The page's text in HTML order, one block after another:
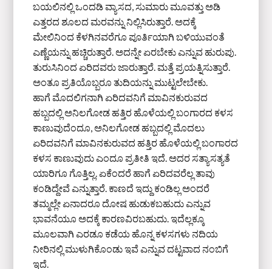
ಬಯಲಿನಲ್ಲಿ ಒಂದಡಿ ವ್ಯಾಸದ, ಸುಮಾರು ಮೂವತ್ತು ಅಡಿ
ಎತ್ತರದ ಶೂಲದ ಮರವನ್ನು ನಿಲ್ಲಿಸಿರುತ್ತಾರೆ. ಅದಕ್ಕೆ
ಮೇಲಿನಿಂದ ಕೆಳಗಿನವರೆಗೂ ಪೂರ್ತಿಯಾಗಿ ಬಳಿಯುವಂತೆ
ಎಣ್ಣೆಯನ್ನು ಹಚ್ಚಿರುತ್ತಾರೆ. ಅದನ್ನೇ ಏರಬೇಕು ಎನ್ನುವ ಹುರುಪು.
ತುರುಸಿನಿಂದ ಏರಿದವರು ಜಾರುತ್ತಾರೆ. ಮತ್ತೆ ಪ್ರಯತ್ನಿಸುತ್ತಾರೆ.
ಅಂತೂ ಪ್ರತಿಯೊಬ್ಬರೂ ತುದಿಯನ್ನು ಮುಟ್ಟಲೇಬೇಕು.
ಹಾಗೆ ಮೊದಲಿಗನಾಗಿ ಏರಿದವನಿಗೆ ಮಾವಿನಕುರುವದ
ಹಬ್ಬದಲ್ಲಿ ಅನಿಲಗೋಡ ಹತ್ತಿರ ಹೊಳೆಯಲ್ಲಿ ಬಂಗಾರದ ಕಳಸ
ಕಾಣುವುದೆಂದೂ, ಅನಿಲಗೋಡ ಹಬ್ಬದಲ್ಲಿ ಮೊದಲು
ಏರಿದವನಿಗೆ ಮಾವಿನಕುರುವದ ಹತ್ತಿರ ಹೊಳೆಯಲ್ಲಿ ಬಂಗಾರದ
ಕಳಸ ಕಾಣುವುದು ಎಂದೂ ಪ್ರತೀತಿ ಇದೆ. ಅದರ ಸತ್ಯಾಸತ್ಯತೆ
ಯಾರಿಗೂ ಗೊತ್ತಿಲ್ಲ. ಏಕೆಂದರೆ ಹಾಗೆ ಏರಿದವರೆಲ್ಲ ತಾವು
ಕಂಡಿದ್ದೇವೆ ಎನ್ನುತ್ತಾರೆ. ಕಾಣದೆ ಇದ್ದು ಕಂಡಿಲ್ಲ ಅಂದರೆ
ತಮ್ಮಲ್ಲೇ ಏನಾದರೂ ದೋಷ ಹುಡುಕಬಹುದು ಎನ್ನುವ
ಭಾವನೆಯೂ ಅದಕ್ಕೆ ಕಾರಣವಿರಬಹುದು. ಇದೆಲ್ಲಕ್ಕೂ
ಮೂಲವಾಗಿ ಎರಡೂ ಕಡೆಯ ಹೊನ್ನ ಕಳಸಗಳು ನದಿಯ
ನೀರಿನಲ್ಲಿ ಮುಳುಗಿಕೊಂಡು ಇವೆ ಎನ್ನುವ ದಟ್ಟವಾದ ನಂಬಿಗೆ
ಇದೆ.